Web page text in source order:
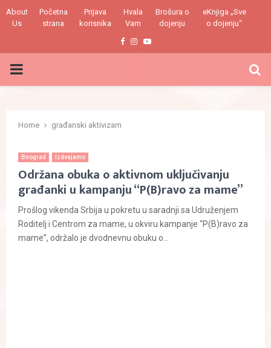
About
Us
Početna
strana
Prijava
korisnika
Hvala
Vam
Brošura o
dojenju
eKnjiga „Sve
o dojenju“
Facebook
Instagram
Youtube
PRIMARY
Home građanski aktivizam
Beograd Izdvajamo
Održana obuka o aktivnom uključivanju
građanki u kampanju “P(B)ravo za mame”
Prošlog vikenda Srbija u pokretu u saradnji sa Udruženjem
Roditelj i Centrom za mame, u okviru kampanje “P(B)ravo za
mame”, održalo je dvodnevnu obuku o...